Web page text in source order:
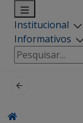
Institucional
Informativos
Pesquisar
por: